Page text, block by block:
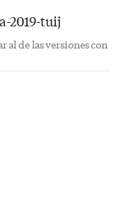
al de las versiones con